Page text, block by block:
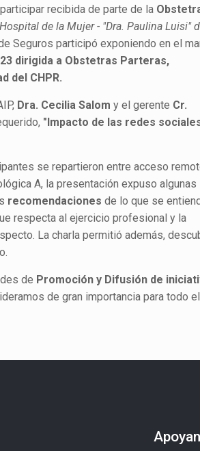
recibida de parte de la
de la Mujer - "Dra. Paulina Luisi"
Seguros participó exponiendo en el
dirigida a Obstetras Parteras,
del CHPR.
Dra. Cecilia Salom y el gerente Cr.
"Impacto de las redes
se repartieron entre acceso
A, la presentación expuso algunas
recomendaciones de lo que se
respecta al ejercicio profesional y la
La charla permitió además,
de Promoción y Difusión de
de gran importancia para todo el
Apoyan